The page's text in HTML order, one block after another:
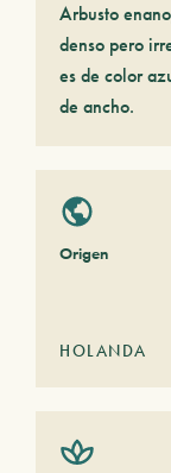
Arbusto
denso pero
es de color
de ancho.
Origen
HOLANDA